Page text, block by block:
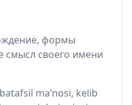
формы
смысл своего имени
ma’nosi, kelib